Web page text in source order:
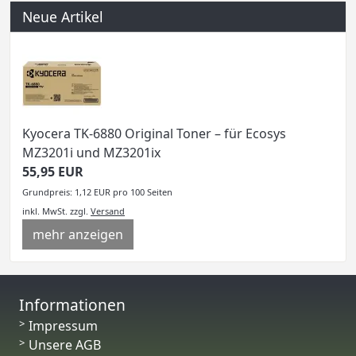
Neue Artikel
Kyocera TK-6880 Original Toner – für Ecosys
MZ3201i und MZ3201ix
55,95 EUR
Grundpreis: 1,12 EUR pro 100 Seiten
inkl. MwSt. zzgl. Versand
mehr anzeigen
Informationen
Impressum
Unsere AGB